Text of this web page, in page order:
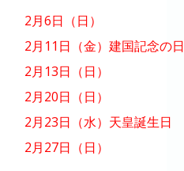
よくあるご質問
会社案内
2月6日（日）
2月11日（金）建国記念の日
2月13日（日）
2月20日（日）
2月23日（水）天皇誕生日
2月27日（日）